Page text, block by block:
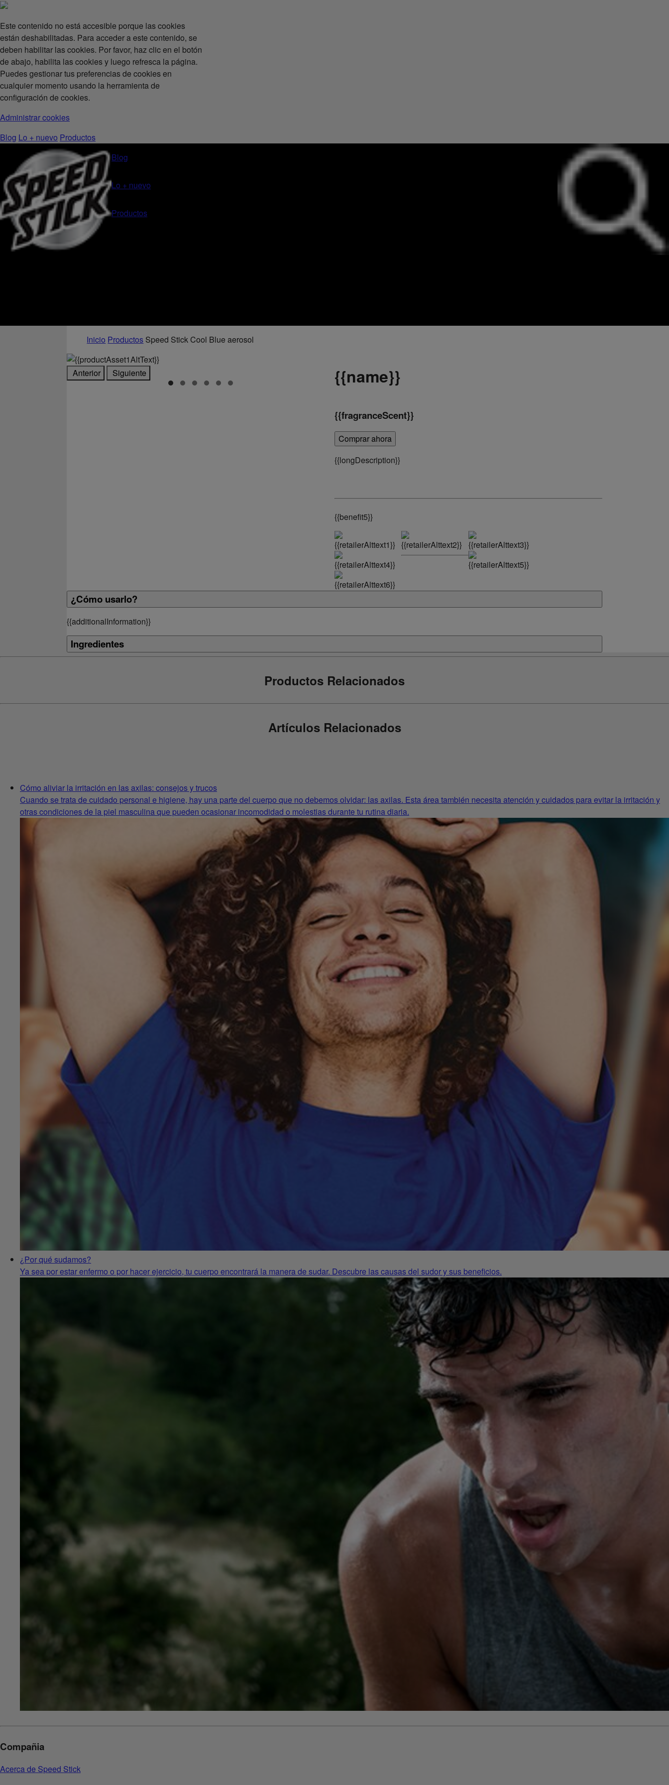
Este contenido no está accesible porque las cookies
están deshabilitadas. Para acceder a este contenido, se
deben habilitar las cookies. Por favor, haz clic en el botón
de abajo, habilita las cookies y luego refresca la página.
Puedes gestionar tus preferencias de cookies en
cualquier momento usando la herramienta de
configuración de cookies.
Administrar cookies
Blog Lo + nuevo Productos
Blog
Lo + nuevo
Productos
Inicio Productos Speed Stick Cool Blue aerosol
Anterior Siguiente {{name}}
{{fragranceScent}}
Comprar ahora
{{longDescription}}
{{benefit5}}
¿Cómo usarlo?
{{additionalInformation}}
Ingredientes
Productos Relacionados
Artículos Relacionados
Cómo aliviar la irritación en las axilas: consejos y trucos
Cuando se trata de cuidado personal e higiene, hay una parte del cuerpo que no debemos olvidar: las axilas. Esta área también necesita atención y cuidados para evitar la irritación y
otras condiciones de la piel masculina que pueden ocasionar incomodidad o molestias durante tu rutina diaria.
¿Por qué sudamos?
Ya sea por estar enfermo o por hacer ejercicio, tu cuerpo encontrará la manera de sudar. Descubre las causas del sudor y sus beneficios.
Compañia
Acerca de Speed Stick